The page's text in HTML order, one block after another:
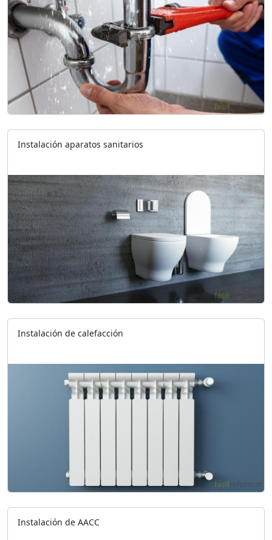
Instalación aparatos sanitarios
Instalación de calefacción
Instalación de AACC